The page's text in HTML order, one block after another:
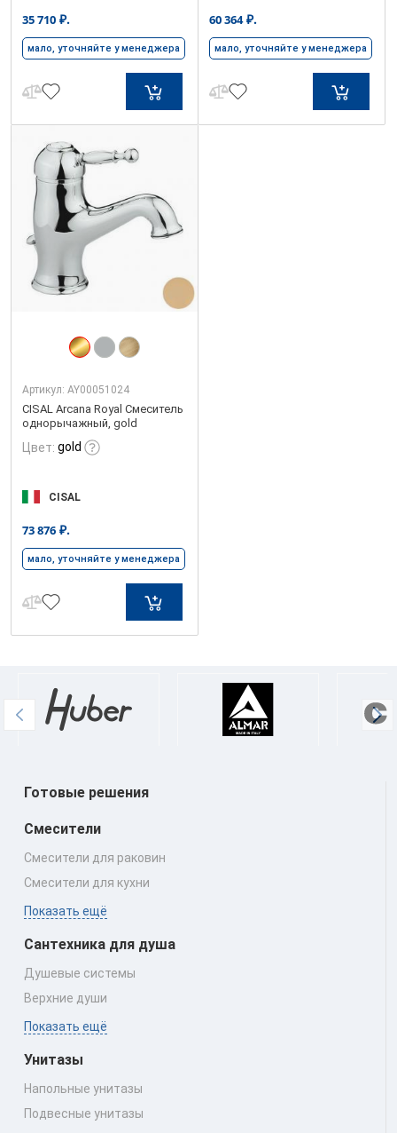
35 710 ₽.
мало, уточняйте у менеджера
60 364₽.
мало, уточняйте у менеджера
Артикул: AY00051024
CISAL Arcana Royal Смеситель
однорычажный, gold
Цвет: gold
CISAL
73 876 ₽.
мало, уточняйте у менеджера
Готовые решения
Смесители
Смесители для раковин
Смесители для кухни
Показать ещё
Сантехника для душа
Душевые системы
Верхние души
Показать ещё
Унитазы
Напольные унитазы
Подвесные унитазы